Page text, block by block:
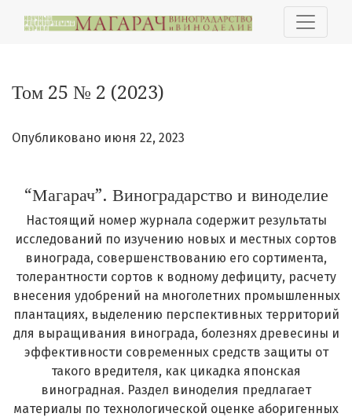
Том 25 № 2 (2023): “Магарач”. Виноградарство и
Том 25 № 2 (2023)
Опубликовано июня 22, 2023
“Магарач”. Виноградарство и виноделие
Настоящий номер журнала содержит результаты
исследований по изучению новых и местных сортов
винограда, совершенствованию его сортимента,
толерантности сортов к водному дефициту, расчету
внесения удобрений на многолетних промышленных
плантациях, выделению перспективных территорий
для выращивания винограда, болезнях древесины и
эффективности современных средств защиты от
такого вредителя, как цикадка японская
виноградная. Раздел виноделия предлагает
материалы по технологической оценке аборигенных